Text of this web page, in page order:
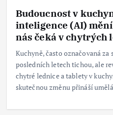
Budoucnost v
inteligence (AI)
nás čeká v chytrých
Kuchyně, často označovaná
posledních letech tichou, ale
chytré lednice a tablety v
skutečnou změnu přináší